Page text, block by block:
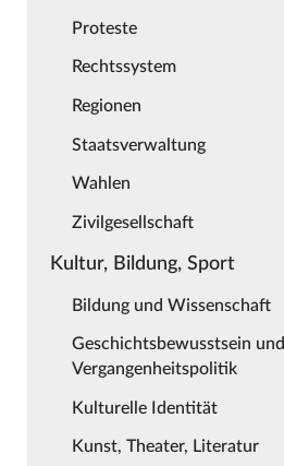
Proteste
Rechtssystem
Regionen
Staatsverwaltung
Wahlen
Zivilgesellschaft
Kultur, Bildung, Sport
Bildung und Wissenschaft
Geschichtsbewusstsein und
Vergangenheitspolitik
Kulturelle Identität
Kunst, Theater, Literatur